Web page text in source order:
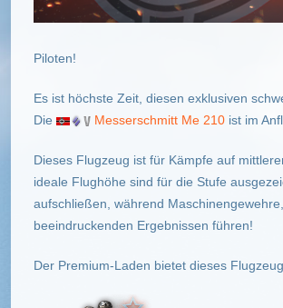
Piloten!
Es ist höchste Zeit, diesen exklusiven
Die
Messerschmitt Me 210 ist im
Dieses Flugzeug ist für Kämpfe auf
ideale Flughöhe sind für die Stufe
aufschließen, während
beeindruckenden Ergebnissen führen!
Der Premium-Laden bietet dieses